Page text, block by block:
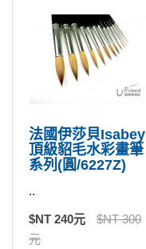
法國伊莎貝Isabey
頂級貂毛水彩畫筆
系列(圓/6227Z)
..
$NT 240元
$NT 300
元